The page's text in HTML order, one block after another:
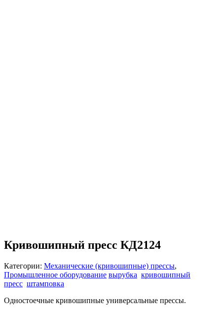
Кривошипный пресс КД2124
Категории: Механические (кривошипные) прессы,
Промышленное оборудование вырубка кривошипный
пресс штамповка
Одностоечные кривошипные универсальные прессы.